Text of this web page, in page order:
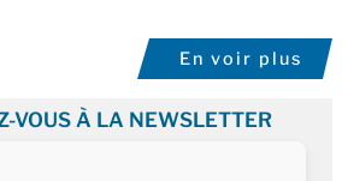
En voir plus
VOUS À LA NEWSLETTER